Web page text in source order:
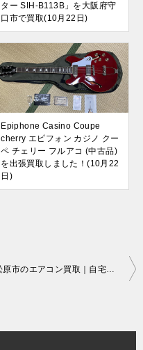
ター SIH-B113B」を大阪府守
口市で買取(10月22日)
Epiphone Casino Coupe
cherry エピフォン カジノ クー
ペ チェリー フルアコ (中古品)
を出張買取しました！(10月22
日)
松原市のエアコン買取｜自宅出張でラクラク即現金